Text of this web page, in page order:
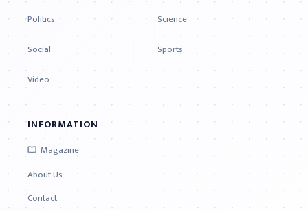
Politics
Science
Social
Sports
Video
INFORMATION
Magazine
About Us
Contact